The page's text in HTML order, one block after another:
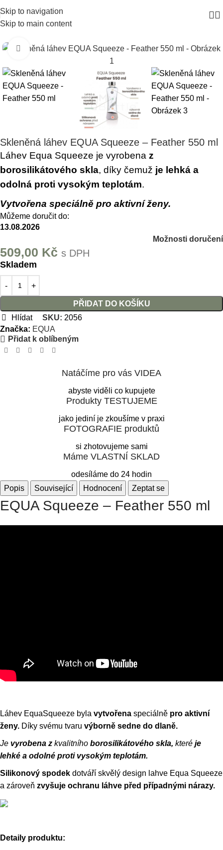
Skip to navigation
Skip to main content
Click to enlarge
Skleněná láhev EQUA Squeeze – Feather 550 ml
Láhev Equa Squeeze je vyrobena z
borosilikátového skla, díky čemuž je lehká a
odolná proti vysokým teplotám.
Vytvořena speciálně pro aktivní ženy.
Můžeme doručit do:
13.08.2026
Možnosti doručení
509,00 Kč s DPH
Skladem
PŘIDAT DO KOŠÍKU
Hlídat
SKU: 2056
Značka: EQUA
Přidat k oblíbeným
Natáčíme pro vás VIDEA
abyste viděli co kupujete
Produkty TESTUJEME
jako jediní je zkoušíme v praxi
FOTOGRAFIE produktů
si zhotovujeme sami
Máme VLASTNÍ SKLAD
odesíláme do 24 hodin
Popis
Související Hodnocení Zeptat se
EQUA Squeeze – Feather 550 ml
Láhev EquaSqueeze byla vytvořena speciálně pro aktivní
ženy. Díky svému tvaru výborně sedne do dlaně.
Je vyrobena z kvalitního borosilikátového skla, které je
lehké a odolné proti vysokým teplotám.
Silikonový spodek dotváří skvělý design lahve Equa Squeeze
a zároveň zvyšuje ochranu láhve před případnými nárazy.
Detaily produktu: